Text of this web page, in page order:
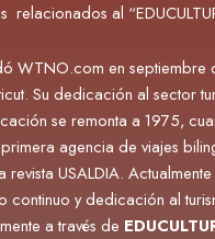
relacionados al
WTNO.com en septiembre
Su dedicación al sector
se remonta a 1975,
agencia de viajes
USALDIA. Actualmente
continuo y dedicación al
a través de